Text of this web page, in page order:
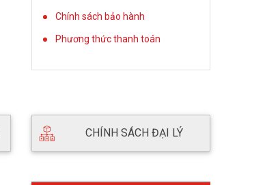
Chính sách bảo hành
Phương thức thanh toán
CHÍNH SÁCH ĐẠI LÝ